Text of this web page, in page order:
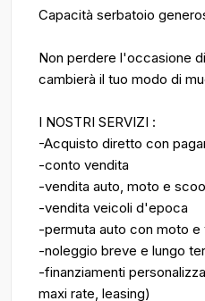
Capacità serbatoio
Non perdere l'occasione
cambierà il tuo modo di
I NOSTRI SERVIZI :
-Acquisto diretto con
-conto vendita
-vendita auto, moto e
-vendita veicoli d'epoca
-permuta auto con moto e
-noleggio breve e lungo
-finanziamenti
maxi rate, leasing)